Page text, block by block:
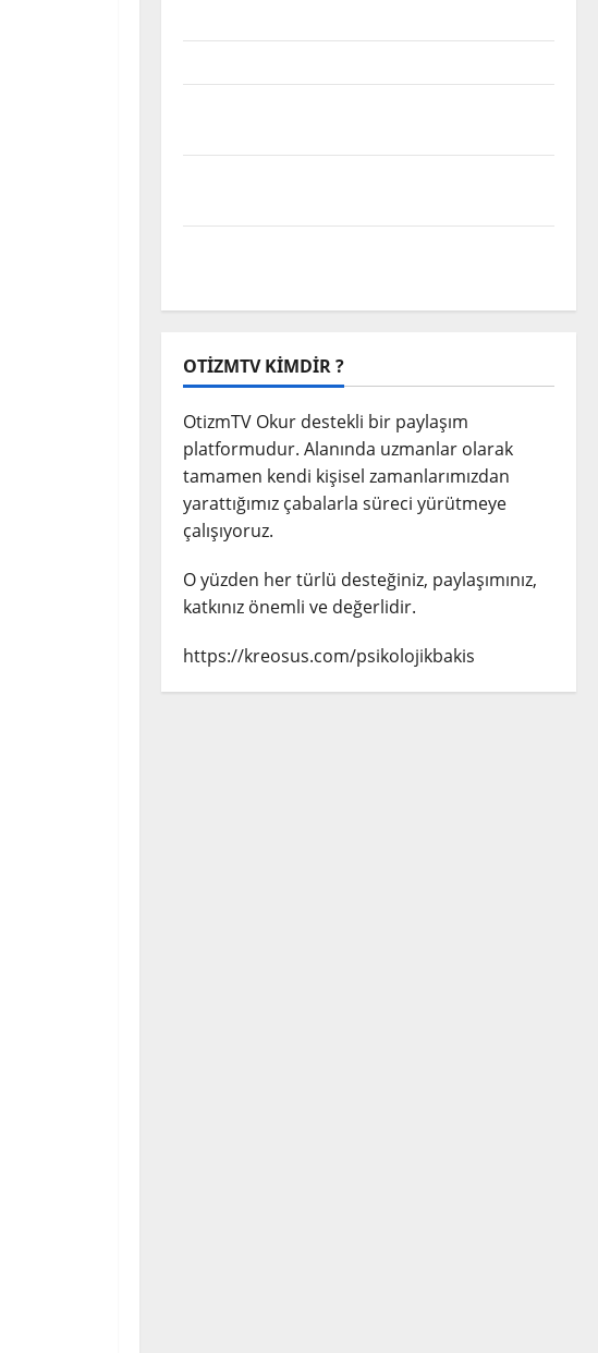
OTIZMTV KIMDIR ?
OtizmTV Okur destekli bir paylaşım
platformudur. Alanında uzmanlar olarak
tamamen kendi kişisel zamanlarımızdan
yarattığımız çabalarla süreci yürütmeye
çalışıyoruz.
O yüzden her türlü desteğiniz, paylaşımınız,
katkınız önemli ve değerlidir.
https://kreosus.com/psikolojikbakis